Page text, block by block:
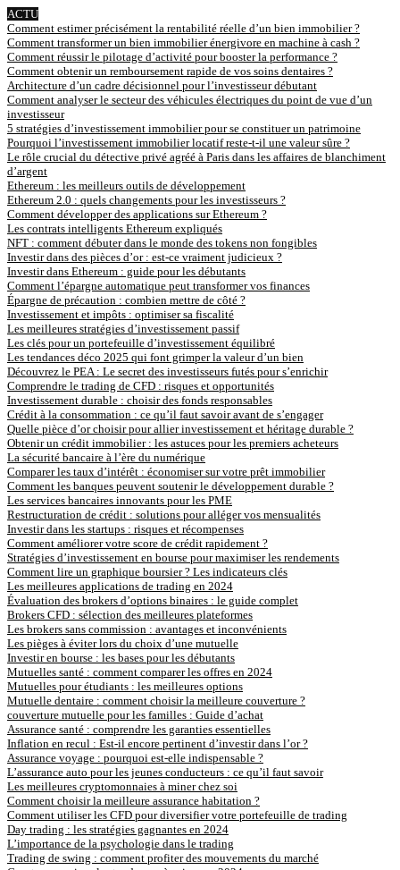
ACTU
Comment estimer précisément la rentabilité réelle d’un bien immobilier ?
Comment transformer un bien immobilier énergivore en machine à cash ?
Comment réussir le pilotage d’activité pour booster la performance ?
Comment obtenir un remboursement rapide de vos soins dentaires ?
Architecture d’un cadre décisionnel pour l’investisseur débutant
Comment analyser le secteur des véhicules électriques du point de vue d’un
investisseur
5 stratégies d’investissement immobilier pour se constituer un patrimoine
Pourquoi l’investissement immobilier locatif reste-t-il une valeur sûre ?
Le rôle crucial du détective privé agréé à Paris dans les affaires de blanchiment
d’argent
Ethereum : les meilleurs outils de développement
Ethereum 2.0 : quels changements pour les investisseurs ?
Comment développer des applications sur Ethereum ?
Les contrats intelligents Ethereum expliqués
NFT : comment débuter dans le monde des tokens non fongibles
Investir dans des pièces d’or : est-ce vraiment judicieux ?
Investir dans Ethereum : guide pour les débutants
Comment l’épargne automatique peut transformer vos finances
Épargne de précaution : combien mettre de côté ?
Investissement et impôts : optimiser sa fiscalité
Les meilleures stratégies d’investissement passif
Les clés pour un portefeuille d’investissement équilibré
Les tendances déco 2025 qui font grimper la valeur d’un bien
Découvrez le PEA : Le secret des investisseurs futés pour s’enrichir
Comprendre le trading de CFD : risques et opportunités
Investissement durable : choisir des fonds responsables
Crédit à la consommation : ce qu’il faut savoir avant de s’engager
Quelle pièce d’or choisir pour allier investissement et héritage durable ?
Obtenir un crédit immobilier : les astuces pour les premiers acheteurs
La sécurité bancaire à l’ère du numérique
Comparer les taux d’intérêt : économiser sur votre prêt immobilier
Comment les banques peuvent soutenir le développement durable ?
Les services bancaires innovants pour les PME
Restructuration de crédit : solutions pour alléger vos mensualités
Investir dans les startups : risques et récompenses
Comment améliorer votre score de crédit rapidement ?
Stratégies d’investissement en bourse pour maximiser les rendements
Comment lire un graphique boursier ? Les indicateurs clés
Les meilleures applications de trading en 2024
Évaluation des brokers d’options binaires : le guide complet
Brokers CFD : sélection des meilleures plateformes
Les brokers sans commission : avantages et inconvénients
Les pièges à éviter lors du choix d’une mutuelle
Investir en bourse : les bases pour les débutants
Mutuelles santé : comment comparer les offres en 2024
Mutuelles pour étudiants : les meilleures options
Mutuelle dentaire : comment choisir la meilleure couverture ?
couverture mutuelle pour les familles : Guide d’achat
Assurance santé : comprendre les garanties essentielles
Inflation en recul : Est-il encore pertinent d’investir dans l’or ?
Assurance voyage : pourquoi est-elle indispensable ?
L’assurance auto pour les jeunes conducteurs : ce qu’il faut savoir
Les meilleures cryptomonnaies à miner chez soi
Comment choisir la meilleure assurance habitation ?
Comment utiliser les CFD pour diversifier votre portefeuille de trading
Day trading : les stratégies gagnantes en 2024
L’importance de la psychologie dans le trading
Trading de swing : comment profiter des mouvements du marché